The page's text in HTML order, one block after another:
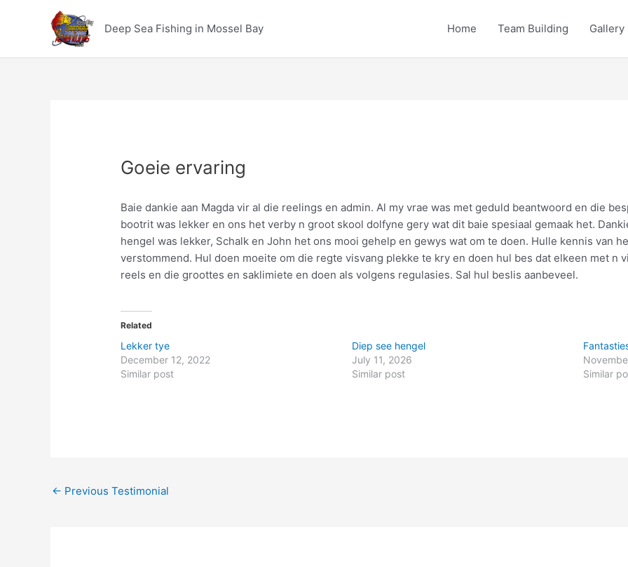
Deep Sea Fishing in Mossel Bay Home Team Building Gallery
Goeie ervaring
Baie dankie aan Magda vir al die reelings en admin. Al my vrae was met geduld beantwoord en die
bootrit was lekker en ons het verby n groot skool dolfyne gery wat dit baie spesiaal gemaak het.
hengel was lekker, Schalk en John het ons mooi gehelp en gewys wat om te doen. Hulle kennis van
verstommend. Hul doen moeite om die regte visvang plekke te kry en doen hul bes dat elkeen met n
reels en die groottes en saklimiete en doen als volgens regulasies. Sal hul beslis aanbeveel.
Related
Lekker tye
December 12, 2022
Similar post
Diep see hengel
July 11, 2026
Similar post
Similar
← Previous Testimonial